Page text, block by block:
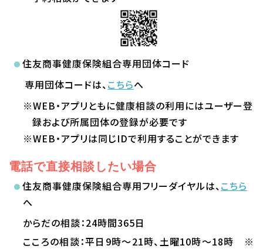
住友商事健康保険組合専用団体コード
専用団体コードは、こちらへ
※WEB・アプリともに健康相談の利用にはユーザー登
録および所属団体の登録が必要です
※WEB・アプリは同じIDで利用することができます
電話で直接相談したい場合
住友商事健康保険組合専用フリーダイヤルは、こちら
へ
からだの相談：24時間365日
こころの相談：平日9時～21時、土曜10時～18時 ※